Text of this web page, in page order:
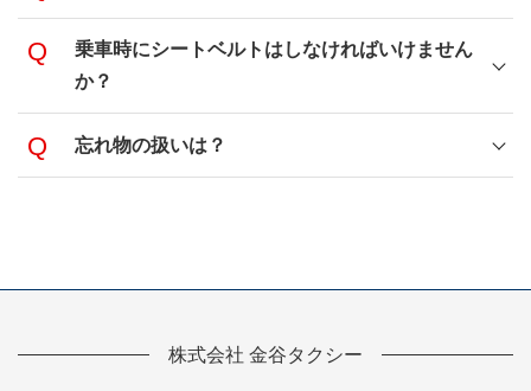
乗車時にシートベルトはしなければいけません
か？
忘れ物の扱いは？
株式会社 金谷タクシー